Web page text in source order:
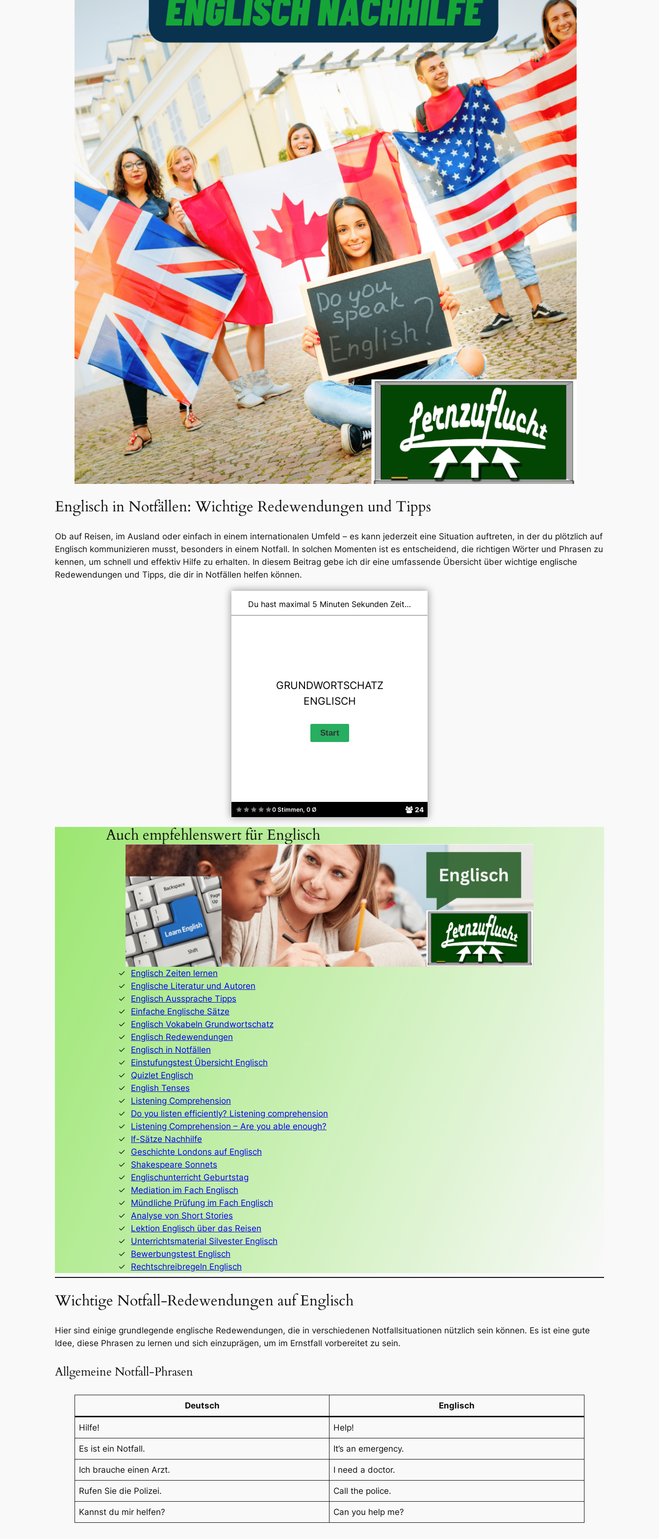
Englisch in Notfällen: Wichtige Redewendungen und Tipps
Ob auf Reisen, im Ausland oder einfach in einem internationalen Umfeld – es kann jederzeit eine Situation auftreten, in der du plötzlich auf
Englisch kommunizieren musst, besonders in einem Notfall. In solchen Momenten ist es entscheidend, die richtigen Wörter und Phrasen zu
kennen, um schnell und effektiv Hilfe zu erhalten. In diesem Beitrag gebe ich dir eine umfassende Übersicht über wichtige englische
Redewendungen und Tipps, die dir in Notfällen helfen können.
0 Stimmen, 0 Ø 24
Du hast maximal 5 Minuten Sekunden Zeit…
GRUNDWORTSCHATZ
ENGLISCH
Auch empfehlenswert für Englisch
Englisch Zeiten lernen
Englische Literatur und Autoren
Englisch Aussprache Tipps
Einfache Englische Sätze
Englisch Vokabeln Grundwortschatz
Englisch Redewendungen
Englisch in Notfällen
Einstufungstest Übersicht Englisch
Quizlet Englisch
English Tenses
Listening Comprehension
Do you listen efficiently? Listening comprehension
Listening Comprehension – Are you able enough?
If-Sätze Nachhilfe
Geschichte Londons auf Englisch
Shakespeare Sonnets
Englischunterricht Geburtstag
Mediation im Fach Englisch
Mündliche Prüfung im Fach Englisch
Analyse von Short Stories
Lektion Englisch über das Reisen
Unterrichtsmaterial Silvester Englisch
Bewerbungstest Englisch
Rechtschreibregeln Englisch
Wichtige Notfall-Redewendungen auf Englisch
Hier sind einige grundlegende englische Redewendungen, die in verschiedenen Notfallsituationen nützlich sein können. Es ist eine gute
Idee, diese Phrasen zu lernen und sich einzuprägen, um im Ernstfall vorbereitet zu sein.
Allgemeine Notfall-Phrasen
Deutsch Englisch
Hilfe! Help!
Es ist ein Notfall. It’s an emergency.
Ich brauche einen Arzt. I need a doctor.
Rufen Sie die Polizei. Call the police.
Kannst du mir helfen? Can you help me?